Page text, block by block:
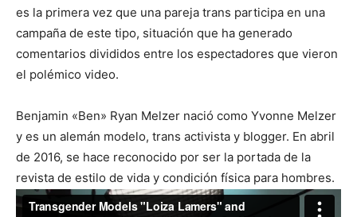
es la primera vez que una pareja trans participa en una
campaña de este tipo, situación que ha generado
comentarios divididos entre los espectadores que vieron
el polémico video.
Benjamin «Ben» Ryan Melzer nació como Yvonne Melzer
y es un alemán modelo, trans activista y blogger. En abril
de 2016, se hace reconocido por ser la portada de la
revista de estilo de vida y condición física para hombres.